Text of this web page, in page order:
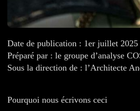
Date de publication : 1er juillet 2025
Préparé par : le groupe d’analyse
Sous la direction de : l’Architecte
Pourquoi nous écrivons ceci